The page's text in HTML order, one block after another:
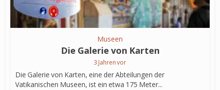
Museen
Die Galerie von Karten
3 Jahren vor
Die Galerie von Karten, eine der Abteilungen der
Vatikanischen Museen, ist ein etwa 175 Meter...